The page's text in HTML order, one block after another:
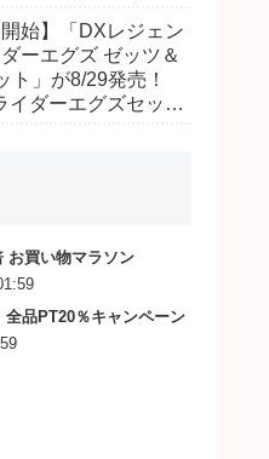
イザ、ギャレン、デ
ドシードエグズ！
開始】「DXレジェン
ダーエグズ ゼッツ＆
ト」が8/29発売！
イダーエグズセッ
お買い物マラソン
全品PT20％キャンペーン